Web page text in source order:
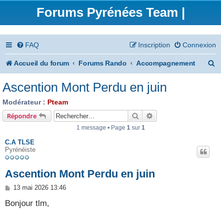
Forums Pyrénées Team |
FAQ Connexion
Inscription
Accueil du forum Forums Rando Accompagnement
Ascention Mont Perdu en juin
Modérateur : Pteam
Répondre Rechercher
1 message • Page 1sur 1
C.A TLSE
Pyrénéiste
Ascention Mont Perdu en juin
M
s
13 mai 2026 13:46
Bonjour tlm,